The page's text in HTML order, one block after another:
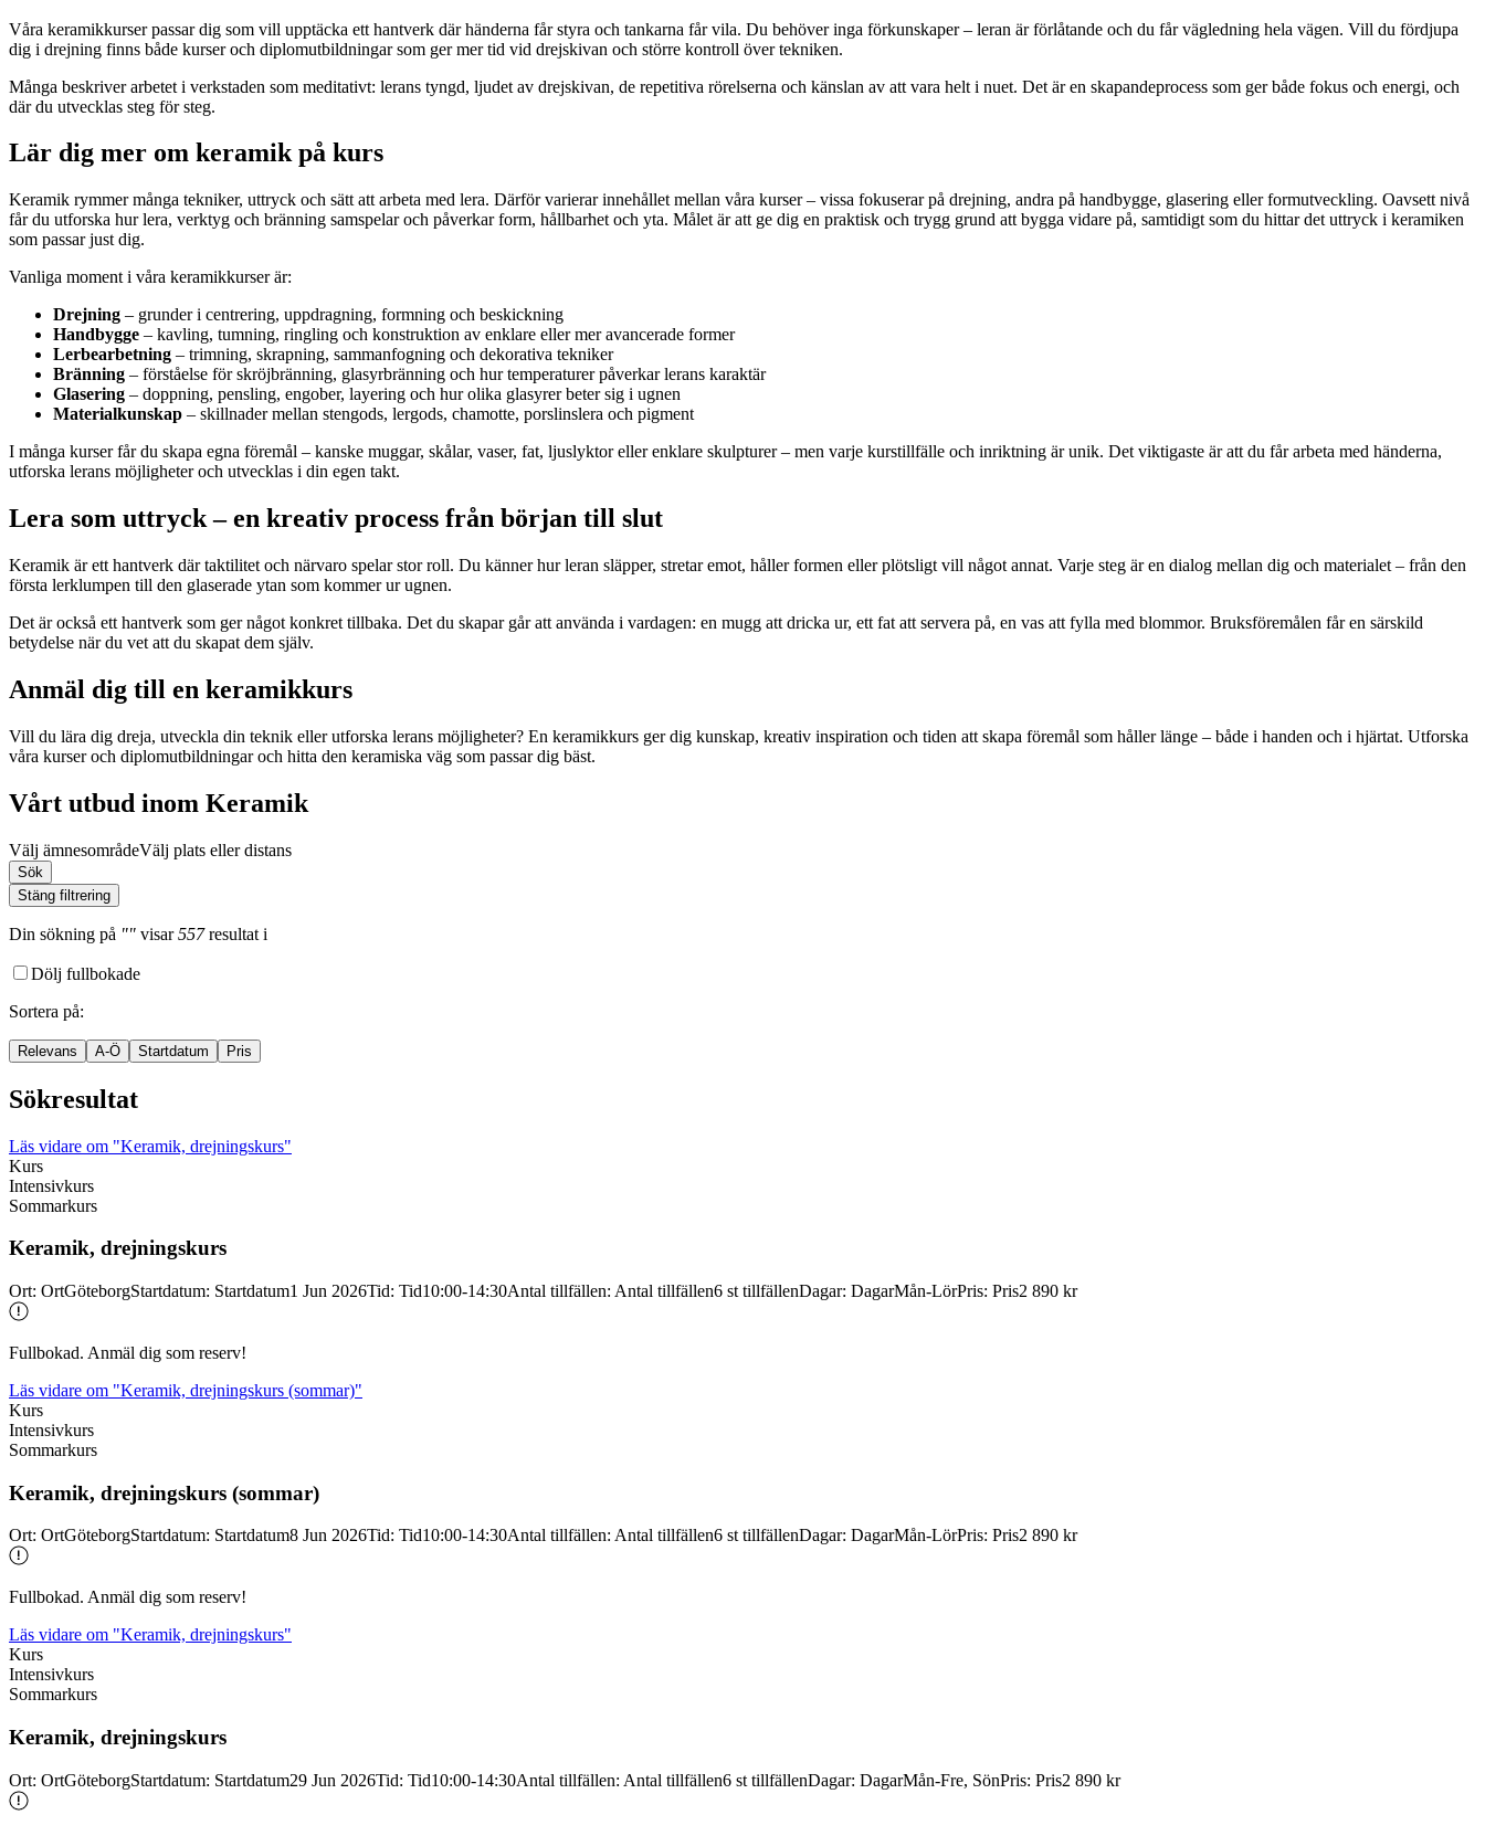
Våra keramikkurser passar dig som vill upptäcka ett hantverk där händerna får styra och tankarna får vila. Du behöver inga förkunskaper – leran är förlåtande och du får vägledning hela vägen. Vill du fördjupa
dig i drejning finns både kurser och diplomutbildningar som ger mer tid vid drejskivan och större kontroll över tekniken.
Många beskriver arbetet i verkstaden som meditativt: lerans tyngd, ljudet av drejskivan, de repetitiva rörelserna och känslan av att vara helt i nuet. Det är en skapandeprocess som ger både fokus och energi, och
där du utvecklas steg för steg.
Lär dig mer om keramik på kurs
Keramik rymmer många tekniker, uttryck och sätt att arbeta med lera. Därför varierar innehållet mellan våra kurser – vissa fokuserar på drejning, andra på handbygge, glasering eller formutveckling. Oavsett nivå
får du utforska hur lera, verktyg och bränning samspelar och påverkar form, hållbarhet och yta. Målet är att ge dig en praktisk och trygg grund att bygga vidare på, samtidigt som du hittar det uttryck i keramiken
som passar just dig.
Vanliga moment i våra keramikkurser är:
Drejning – grunder i centrering, uppdragning, formning och beskickning
Handbygge – kavling, tumning, ringling och konstruktion av enklare eller mer avancerade former
Lerbearbetning – trimning, skrapning, sammanfogning och dekorativa tekniker
Bränning – förståelse för skröjbränning, glasyrbränning och hur temperaturer påverkar lerans karaktär
Glasering – doppning, pensling, engober, layering och hur olika glasyrer beter sig i ugnen
Materialkunskap – skillnader mellan stengods, lergods, chamotte, porslinslera och pigment
I många kurser får du skapa egna föremål – kanske muggar, skålar, vaser, fat, ljuslyktor eller enklare skulpturer – men varje kurstillfälle och inriktning är unik. Det viktigaste är att du får arbeta med händerna,
utforska lerans möjligheter och utvecklas i din egen takt.
Lera som uttryck – en kreativ process från början till slut
Keramik är ett hantverk där taktilitet och närvaro spelar stor roll. Du känner hur leran släpper, stretar emot, håller formen eller plötsligt vill något annat. Varje steg är en dialog mellan dig och materialet – från den
första lerklumpen till den glaserade ytan som kommer ur ugnen.
Det är också ett hantverk som ger något konkret tillbaka. Det du skapar går att använda i vardagen: en mugg att dricka ur, ett fat att servera på, en vas att fylla med blommor. Bruksföremålen får en särskild
betydelse när du vet att du skapat dem själv.
Anmäl dig till en keramikkurs
Vill du lära dig dreja, utveckla din teknik eller utforska lerans möjligheter? En keramikkurs ger dig kunskap, kreativ inspiration och tiden att skapa föremål som håller länge – både i handen och i hjärtat. Utforska
våra kurser och diplomutbildningar och hitta den keramiska väg som passar dig bäst.
Vårt utbud inom Keramik
Välj ämnesområdeVälj plats eller distans
Sök
Stäng filtrering
Din sökning på "" visar557resultat i
Dölj fullbokade
Sortera på:
Relevans A-Ö Startdatum Pris
Sökresultat
Läs vidare om "Keramik, drejningskurs"
Kurs
Intensivkurs
Sommarkurs
Keramik, drejningskurs
Ort: OrtGöteborgStartdatum: Startdatum1 Jun 2026Tid: Tid10:00-14:30Antal tillfällen: Antal tillfällen6 st tillfällenDagar: DagarMån-LörPris: Pris2 890 kr
Fullbokad. Anmäl dig som reserv!
Läs vidare om "Keramik, drejningskurs (sommar)"
Kurs
Intensivkurs
Sommarkurs
Keramik, drejningskurs (sommar)
Ort: OrtGöteborgStartdatum: Startdatum8 Jun 2026Tid: Tid10:00-14:30Antal tillfällen: Antal tillfällen6 st tillfällenDagar: DagarMån-LörPris: Pris2 890 kr
Fullbokad. Anmäl dig som reserv!
Läs vidare om "Keramik, drejningskurs"
Kurs
Intensivkurs
Sommarkurs
Keramik, drejningskurs
Ort: OrtGöteborgStartdatum: Startdatum29 Jun 2026Tid: Tid10:00-14:30Antal tillfällen: Antal tillfällen6 st tillfällenDagar: DagarMån-Fre, SönPris: Pris2 890 kr